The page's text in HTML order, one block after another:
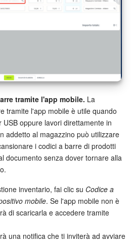
tramite l'app mobile. La
tramite l'app mobile è utile quando
oppure lavori direttamente in
addetto al magazzino può utilizzare
i codici a barre di prodotti
documento senza dover tornare alla
inventario, fai clic su Codice a
mobile. Se l'app mobile non è
di scaricarla e accedere tramite
una notifica che ti inviterà ad avviare